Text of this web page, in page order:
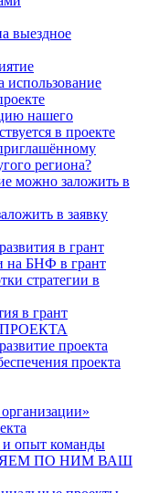
выездное
использование
нашего
в проекте
региона?
можно заложить в
в заявку
в грант
на БНФ в грант
стратегии в
в грант
проекта
проекта
и опыт команды
ПО НИМ ВАШ